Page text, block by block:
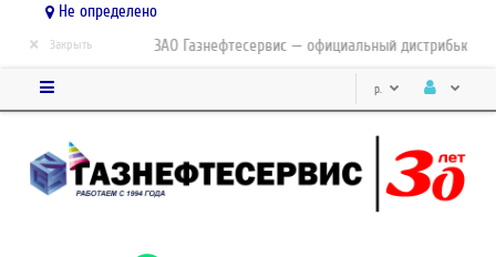
Не определено
ЗАО Газнефтесервис — официальный дистрибьютор-
× Закрыть
р.